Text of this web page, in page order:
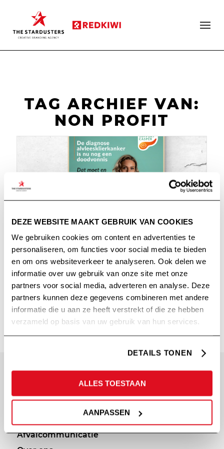
DEZE WEBSITE MAAKT GEBRUIK VAN COOKIES
We gebruiken cookies om content en advertenties te
personaliseren, om functies voor social media te bieden
en om ons websiteverkeer te analyseren. Ook delen we
informatie over uw gebruik van onze site met onze
partners voor social media, adverteren en analyse. Deze
partners kunnen deze gegevens combineren met andere
informatie die u aan ze heeft verstrekt of die ze hebben
verzameld op basis van uw gebruik van hun services.
DETAILS TONEN
ALLES TOESTAAN
AANPASSEN
TAG ARCHIEF VAN:
NON PROFIT
SUPPORT CASPER
Diensten
Afvalcommunicatie
PRIVACY
Cookie statement
Privacy policy